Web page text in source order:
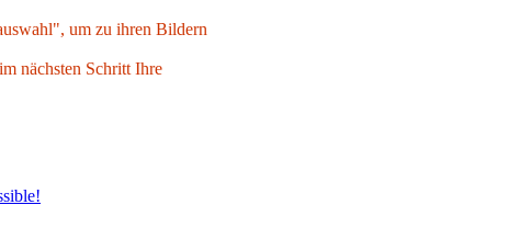
um zu ihren Bildern
nächsten Schritt Ihre